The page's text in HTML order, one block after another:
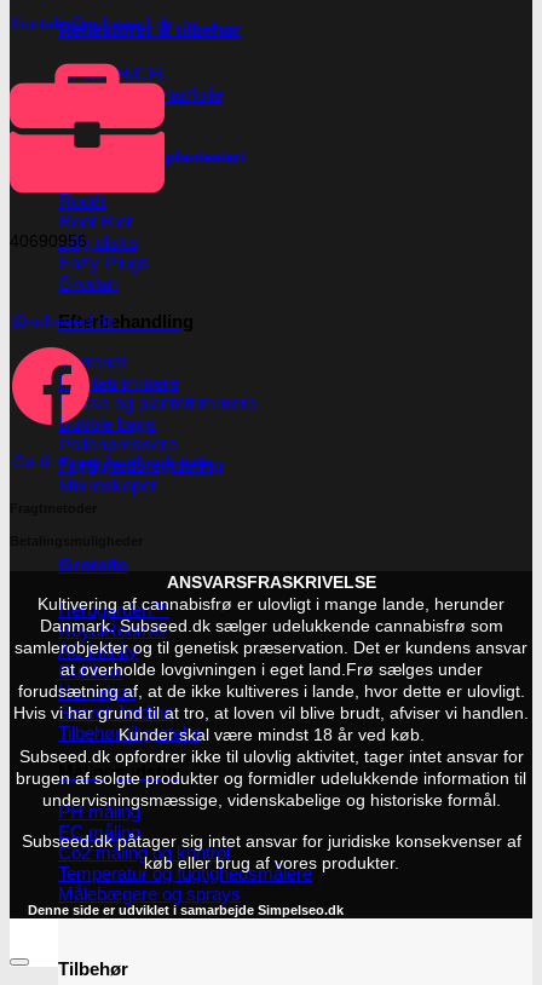
Reflektorer & tilbehør
HPS/MH/CFL
Refleksivt mylar/folie
Forspiring og plantestart
Root!t
Root Riot
Jiffy disks
Eazy Plugs
Grodan
Efterbehandling
Tørrenet
Plantetrimmere
Sakse og plantetrimmere
Bubble bags
Pollenpressere
Fugtighedsregulering
Mikroskoper
Grotelte
Herbgarden™
RoyalRoom®
AC infinity
Cultibox
Homebox
Secret Jardine
Tilbehør til grotelte
Målingsudstyr
PH måling
EC måling
Co2 måling og kontrol
Temperatur og fugtighedsmålere
Målebægere og sprays
Tilbehør
Kontakt@subseed.dk
40690956
@subseed.dk
Gå til vores facebook-side
ANSVARSFRASKRIVELSE
Kultivering af cannabisfrø er ulovligt i mange lande, herunder
Danmark. Subseed.dk sælger udelukkende cannabisfrø som
samlerobjekter og til genetisk præservation. Det er kundens ansvar
at overholde lovgivningen i eget land. Frø sælges under
forudsætning af, at de ikke kultiveres i lande, hvor dette er ulovligt.
Hvis vi har grund til at tro, at loven vil blive brudt, afviser vi handlen.
Kunder skal være mindst 18 år ved køb.
Subseed.dk opfordrer ikke til ulovlig aktivitet, tager intet ansvar for
brugen af solgte produkter og formidler udelukkende information til
undervisningsmæssige, videnskabelige og historiske formål.
Subseed.dk påtager sig intet ansvar for juridiske konsekvenser af
køb eller brug af vores produkter.
Denne side er udviklet i samarbejde Simpelseo.dk